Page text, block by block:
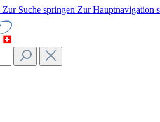
Zur Suche springen Zur Hauptnavigation